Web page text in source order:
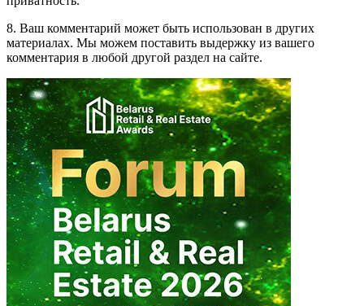
8. Ваш комментарий может быть использован в других
материалах. Мы можем поставить выдержку из вашего
комментария в любой другой раздел на сайте.